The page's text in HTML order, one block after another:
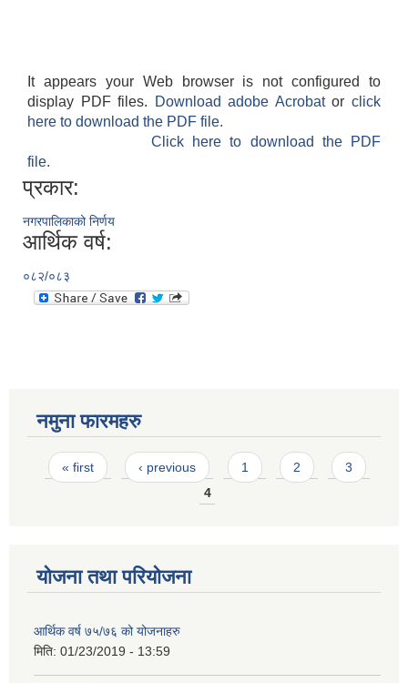
It appears your Web browser is not configured to
display PDF files.
Download adobe Acrobatorclick
here to download the PDF file.
Click here to download the PDF
file.
प्रकार:
नगरपालिकाको निर्णय
आर्थिक वर्ष:
०८२/०८३
नमुना फारमहरु
Pages
« first ‹ previous 1 2
3
4
योजना तथा परियोजना
आर्थिक वर्ष ७५/७६ को योजनाहरु
मिति: 01/23/2019 - 13:59